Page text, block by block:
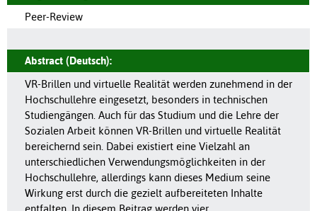
Peer-Review
Abstract (Deutsch):
VR-Brillen und virtuelle Realität werden zunehmend in der
Hochschullehre eingesetzt, besonders in technischen
Studiengängen. Auch für das Studium und die Lehre der
Sozialen Arbeit können VR-Brillen und virtuelle Realität
bereichernd sein. Dabei existiert eine Vielzahl an
unterschiedlichen Verwendungsmöglichkeiten in der
Hochschullehre, allerdings kann dieses Medium seine
Wirkung erst durch die gezielt aufbereiteten Inhalte
entfalten. In diesem Beitrag werden vier